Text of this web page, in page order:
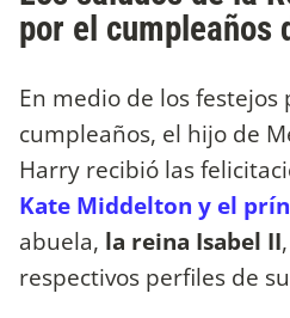
por el cumpleaños
En medio de los festejos
cumpleaños, el hijo de
Harry recibió las
Kate Middelton y el
abuela, la reina Isabel II
respectivos perfiles de